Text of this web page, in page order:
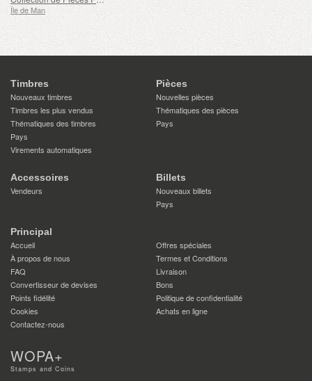
Île de Man
Timbres
Nouveaux timbres
Timbres les plus vendus
Thématiques des timbres
Pays
Virements automatiques
Pièces
Nouvelles pièces
Thématiques des pièces
Pays
Accessoires
Vendeurs
Billets
Nouveaux billets
Pays
Principal
Accueil
Offres spéciales
À propos de nous
Termes et Conditions
FAQ
Livraison
Convertisseur de devises
Bons
Points fidélité
Politique de confidentialité
Cookies
Achats en ligne
Contactez-nous
WOPA+
Stamps and Coins